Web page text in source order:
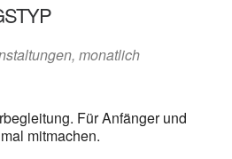
monatlich
Für Anfänger und
mitmachen.